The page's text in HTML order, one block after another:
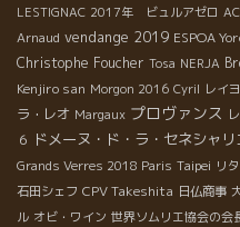
LESTIGNAC 2017年 ビュルアゼロ
Arnaud vendange 2019 ESPOA
Christophe Foucher Tosa NERJA
Kenjiro san Morgon 2016 Cyril レイ
ラ・レオ Margaux プロヴァンス
６ ドメーヌ・ド・ラ・セネシャ
Grands Verres 2018 Paris Taipei リタ
石田シェフ CPV Takeshita 日仏商事
ル オビ・ワイン 世界ソムリエ協会の会